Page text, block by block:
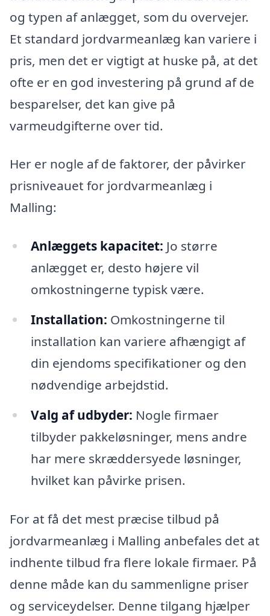
og typen af anlægget, som du overvejer.
Et standard jordvarmeanlæg kan variere i
pris, men det er vigtigt at huske på, at det
ofte er en god investering på grund af de
besparelser, det kan give på
varmeudgifterne over tid.
Her er nogle af de faktorer, der påvirker
prisniveauet for jordvarmeanlæg i
Malling:
Anlæggets kapacitet: Jo større
anlægget er, desto højere vil
omkostningerne typisk være.
Installation: Omkostningerne til
installation kan variere afhængigt af
din ejendoms specifikationer og den
nødvendige arbejdstid.
Valg af udbyder: Nogle firmaer
tilbyder pakkeløsninger, mens andre
har mere skræddersyede løsninger,
hvilket kan påvirke prisen.
For at få det mest præcise tilbud på
jordvarmeanlæg i Malling anbefales det at
indhente tilbud fra flere lokale firmaer. På
denne måde kan du sammenligne priser
og serviceydelser. Denne tilgang hjælper